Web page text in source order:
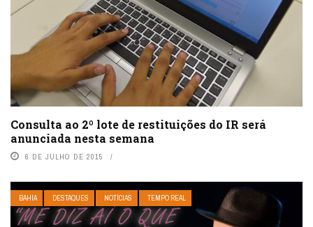
Consulta ao 2º lote de restituições do IR será
anunciada nesta semana
6 DE JULHO DE 2015
BAHIA DESTAQUES NOTÍCIAS TEMPO REAL